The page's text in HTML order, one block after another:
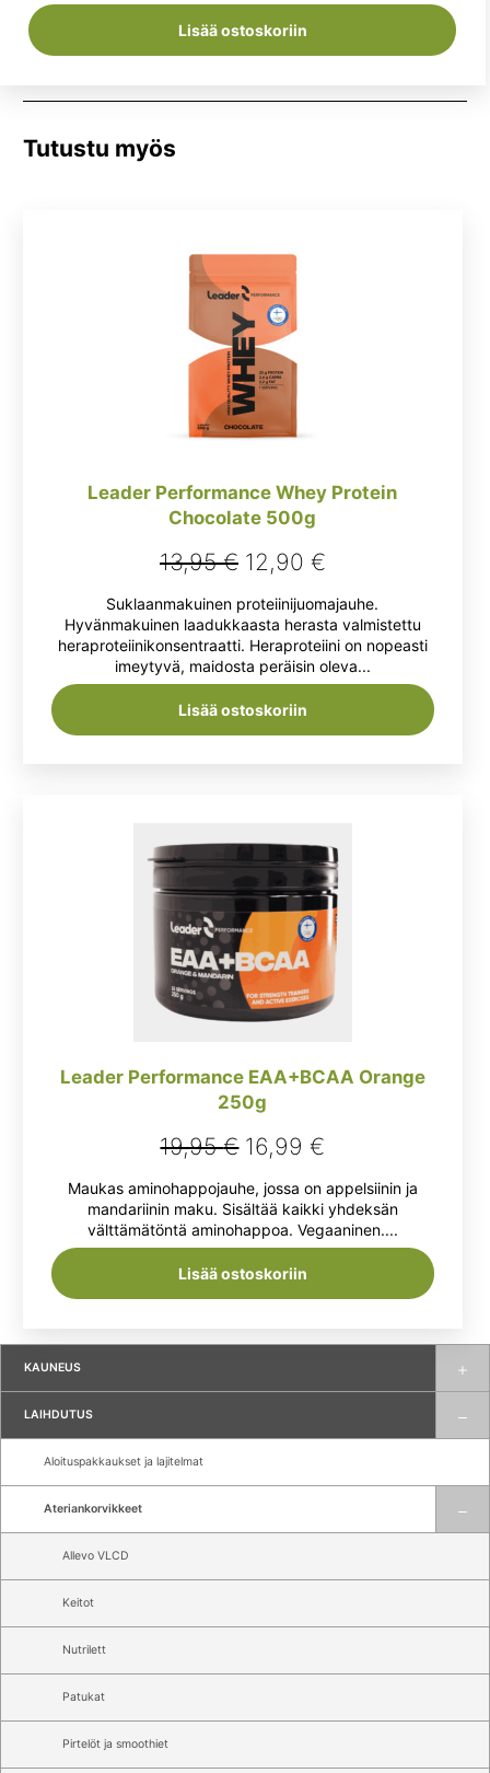
KAUNEUS
LAIHDUTUS
Aloituspakkaukset ja lajitelmat
Ateriankorvikkeet
Allevo VLCD
Keitot
Nutrilett
Patukat
Pirtelöt ja smoothiet
Lisää ostoskoriin
Tutustu myös
Leader Performance Whey Protein
Chocolate 500g
13,95€ Alkuperäinen
hinta
oli:
13,95 €.
12,90 €Nykyinen
hinta
on:
12,90 €.
Suklaanmakuinen proteiinijuomajauhe.
Hyvänmakuinen laadukkaasta herasta valmistettu
heraproteiinikonsentraatti. Heraproteiini on nopeasti
imeytyvä, maidosta peräisin oleva...
Lisää ostoskoriin
Leader Performance EAA+BCAA Orange
250g
19,95€ Alkuperäinen
hinta
oli:
19,95 €.
16,99€
hinta
on:
16,99 €.
Maukas aminohappojauhe, jossa on appelsiinin ja
mandariinin maku. Sisältää kaikki yhdeksän
välttämätöntä aminohappoa. Vegaaninen....
Lisää ostoskoriin